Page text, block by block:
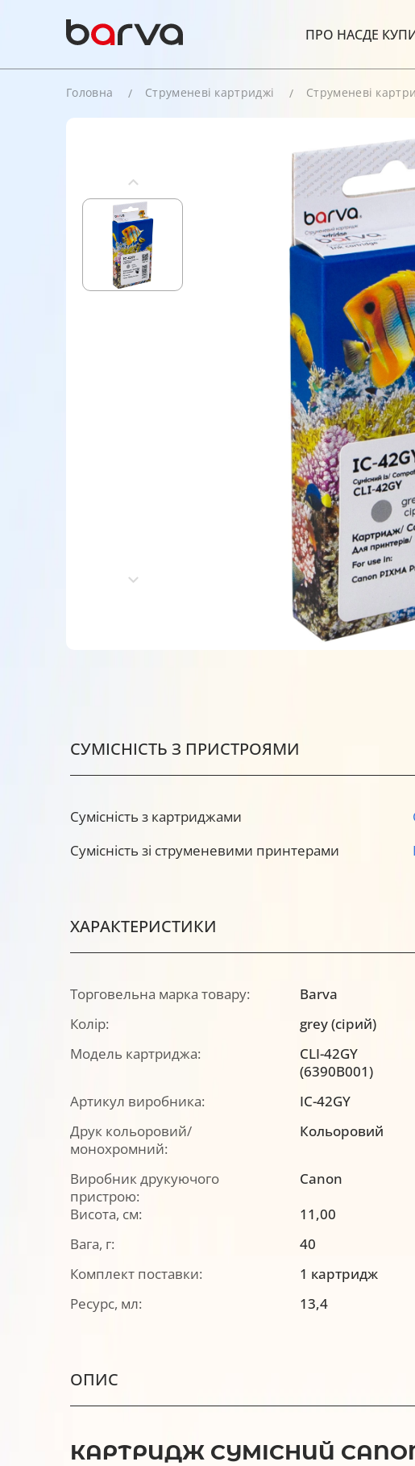
ПРО НАСДЕ
Головна Струменеві картриджі Струменеві
СУМІСНІСТЬ З ПРИСТРОЯМИ
Сумісність з картриджами
Сумісність зі струменевими принтерами
ХАРАКТЕРИСТИКИ
Торговельна марка товару:
Barva
Колір:
grey (сірий)
Модель картриджа:
CLI-42GY
(6390B001)
Артикул виробника:
IC-42GY
Друк кольоровий/
монохромний:
Кольоровий
Виробник друкуючого
пристрою:
Canon
Висота, см:
11,00
Вага, г:
40
Комплект поставки:
1 картридж
Ресурс, мл:
13,4
ОПИС
КАРТРИДЖ СУМІСНИЙ CANON